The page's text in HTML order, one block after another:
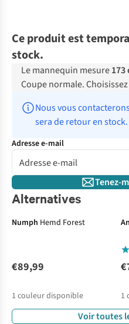
Ce produit est
stock.
Le mannequin mesure173
Coupe normale.
Nous vous
sera de retour en stock.
Adresse e-mail
Tenez-
Alternatives
Numph Hemd Forest
€89,99
1 couleur disponible 1
Voir toutes